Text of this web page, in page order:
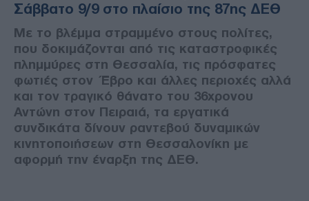
Σάββατο 9/9 στο πλαίσιο της 87ης ΔΕΘ
Με το βλέμμα στραμμένο στους πολίτες,
που δοκιμάζονται από τις καταστροφικές
πλημμύρες στη Θεσσαλία, τις πρόσφατες
φωτιές στον Έβρο και άλλες περιοχές αλλά
και τον τραγικό θάνατο του 36χρονου
Αντώνη στον Πειραιά, τα εργατικά
συνδικάτα δίνουν ραντεβού δυναμικών
κινητοποιήσεων στη Θεσσαλονίκη με
αφορμή την έναρξη της ΔΕΘ.